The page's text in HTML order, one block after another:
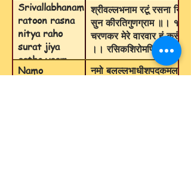
Srivallabhanam
ratoon rasna
nitya raho
surat jiya
aatho yaam ..
श्रीवल्लभनाम रटूं रसना
सुन कीरतिगुणग्राम ॥।
चरणकर मेरे वारवार हूं करूं
।। रसिकशिरोमणि दीन
Namo
नमो